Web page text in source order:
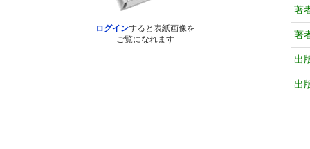
ログインすると表紙画像を
ご覧になれます
著
著
出
出